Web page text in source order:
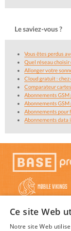
Le saviez-vous ?
Vous êtes perdus
Quel réseau choisir
Allonger votre
Cloud gratuit : chez
Comparateur
Abonnements GSM
Abonnements GSM
Abonnements pour
Abonnements data
Ce site Web
Notre site Web